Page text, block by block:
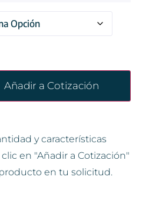
Añadir a Cotización
y características
en "Añadir a Cotización"
en tu solicitud.